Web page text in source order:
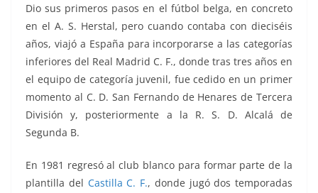
Dio sus primeros pasos en el fútbol belga, en concreto
en el A. S. Herstal, pero cuando contaba con dieciséis
años, viajó a España para incorporarse a las categorías
inferiores del Real Madrid C. F., donde tras tres años en
el equipo de categoría juvenil, fue cedido en un primer
momento al C. D. San Fernando de Henares de Tercera
División y, posteriormente a la R. S. D. Alcalá de
Segunda B.
En 1981 regresó al club blanco para formar parte de la
plantilla del Castilla C. F., donde jugó dos temporadas